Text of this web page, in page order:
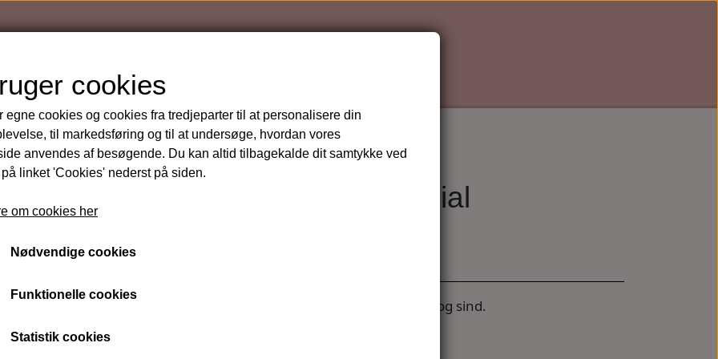
SKØN Signature Facial
Gavekort SKØN Signature Facial
Varenummer: GK 013
SKØN Signature Facial - en sanseligt oplevelse for hud og sind.
cookies
egne cookies og cookies fra tredjeparter til at personalisere din
til markedsføring og til at undersøge, hvordan vores
anvendes af besøgende. Du kan altid tilbagekalde dit samtykke ved
linket 'Cookies' nederst på siden.
om cookies her
Nødvendige cookies
Funktionelle cookies
Statistik cookies